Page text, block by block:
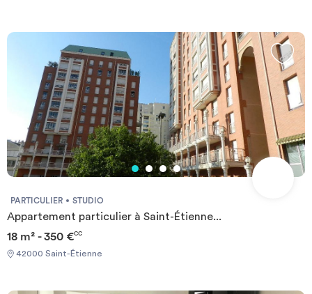
PARTICULIER STUDIO
Appartement particulier à Saint-Étienne...
18 m² - 350 €CC
42000 Saint-Étienne